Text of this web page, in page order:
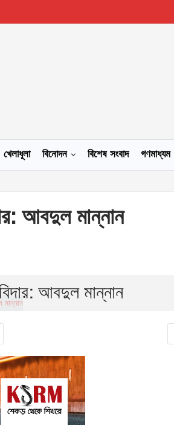
খেলাধূলা বিনোদন বিশেষ সংবাদ গণমাধ্যম
আবদুল মান্নান
আবদুল মান্নান